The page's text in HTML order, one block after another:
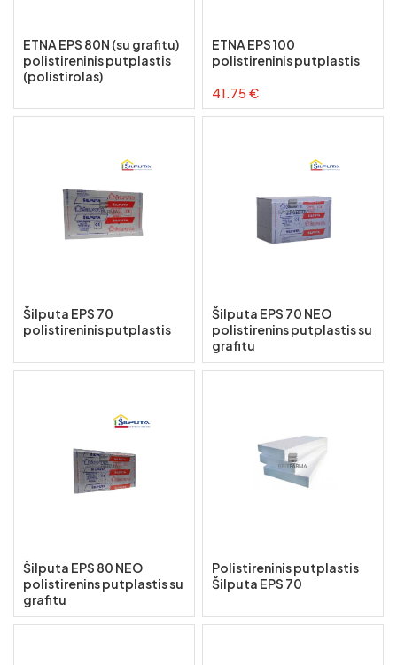
ETNA EPS 80N (su grafitu)
polistireninis putplastis
(polistirolas)
ETNA EPS 100
polistireninis putplastis
41.75 €
Šilputa EPS 70
polistireninis putplastis
Šilputa EPS 70 NEO
polistirenins putplastis su
grafitu
Šilputa EPS 80 NEO
polistirenins putplastis su
grafitu
Polistireninis putplastis
Šilputa EPS 70